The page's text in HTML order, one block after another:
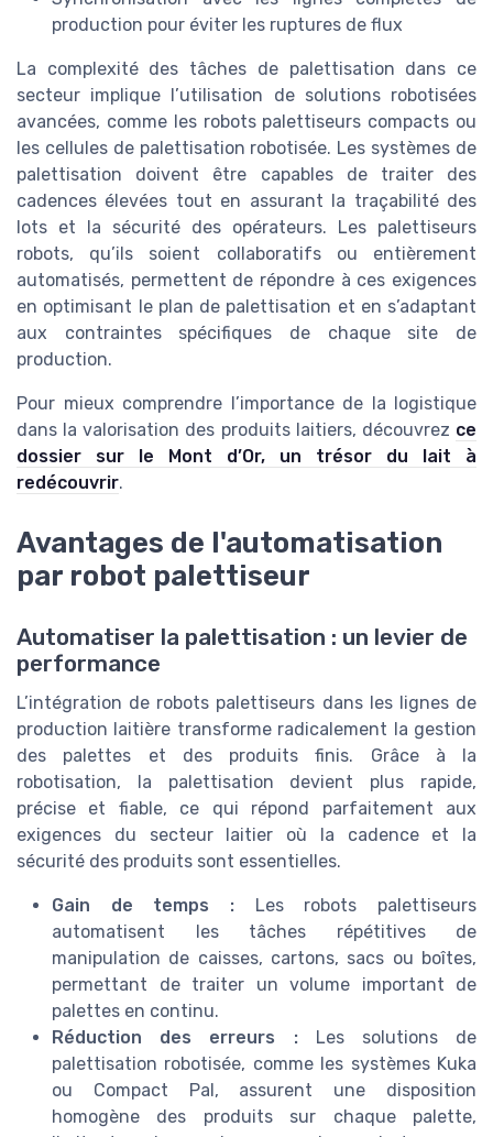
production pour éviter les ruptures de flux
La complexité des tâches de palettisation dans ce
secteur implique l’utilisation de solutions robotisées
avancées, comme les robots palettiseurs compacts ou
les cellules de palettisation robotisée. Les systèmes de
palettisation doivent être capables de traiter des
cadences élevées tout en assurant la traçabilité des
lots et la sécurité des opérateurs. Les palettiseurs
robots, qu’ils soient collaboratifs ou entièrement
automatisés, permettent de répondre à ces exigences
en optimisant le plan de palettisation et en s’adaptant
aux contraintes spécifiques de chaque site de
production.
Pour mieux comprendre l’importance de la logistique
dans la valorisation des produits laitiers, découvrez ce
dossier sur le Mont d’Or, un trésor du lait à
redécouvrir.
Avantages de l'automatisation
par robot palettiseur
Automatiser la palettisation : un levier de
performance
L’intégration de robots palettiseurs dans les lignes de
production laitière transforme radicalement la gestion
des palettes et des produits finis. Grâce à la
robotisation, la palettisation devient plus rapide,
précise et fiable, ce qui répond parfaitement aux
exigences du secteur laitier où la cadence et la
sécurité des produits sont essentielles.
Gain de temps : Les robots palettiseurs
automatisent les tâches répétitives de
manipulation de caisses, cartons, sacs ou boîtes,
permettant de traiter un volume important de
palettes en continu.
Réduction des erreurs :Les solutions de
palettisation robotisée, comme les systèmes Kuka
ou Compact Pal, assurent une disposition
homogène des produits sur chaque palette,